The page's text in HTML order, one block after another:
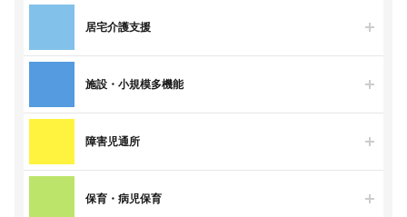
居宅介護支援
施設・小規模多機能
障害児通所
保育・病児保育